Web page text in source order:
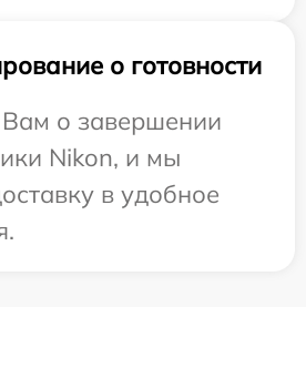
о готовности
о завершении
Nikon, и мы
в удобное